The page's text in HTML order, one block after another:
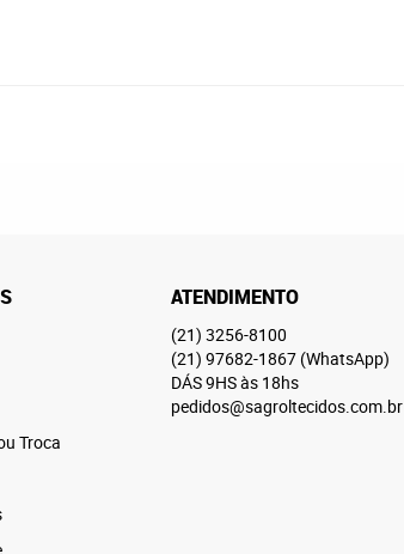
Troca
ATENDIMENTO
(21) 3256-8100
(21) 97682-1867 (WhatsApp)
DÁS 9HS às 18hs
pedidos@sagroltecidos.com.br